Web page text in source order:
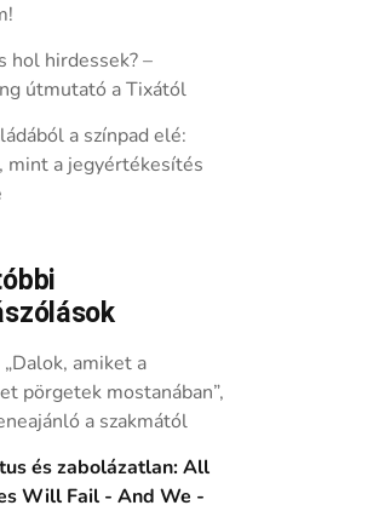
hol hirdessek? –
útmutató a Tixától
a színpad elé:
mint a jegyértékesítés
„Dalok, amiket a
pörgetek mostanában”,
a szakmától
és zabolázatlan: All
Will Fail - And We -